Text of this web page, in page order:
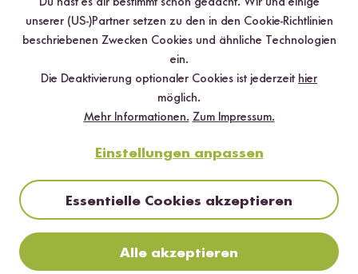
nicht wiederholen werde. Legt immer die Baumwoll-
Personen fanden diese Antwort hilfreich
kikakarinchen
Klasse Bambuskocher. Mehr braucht es wirklich nicht.
Du hast es dir bestimmt schon gedacht. Wir und einige
unserer (US-)Partner setzen zu den in den Cookie-Richtlinien
beschriebenen Zwecken Cookies und ähnliche Technologien
ein.
Die Deaktivierung optionaler Cookies ist jederzeit hier
möglich.
Mehr Informationen. Zum Impressum.
Einstellungen anpassen
Essentielle Cookies akzeptieren
Alle akzeptieren